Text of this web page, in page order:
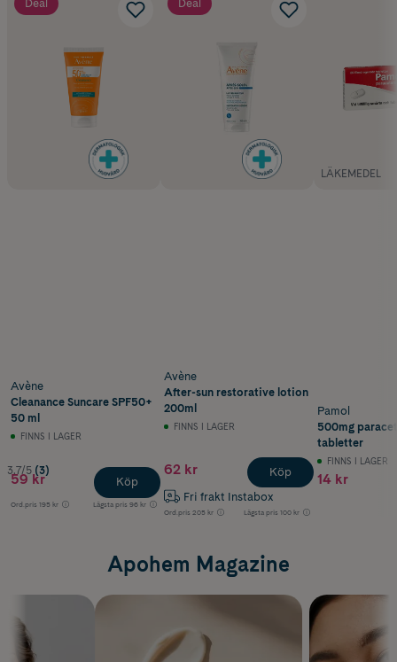
Deal
Avène
Cleanance Suncare SPF50+
50 ml
FINNS I LAGER
3.7/5 (3)
59 kr
Ord.pris 195 kr Lägsta pris 96 kr
Köp
Deal
Avène
After-sun restorative lotion
200ml
FINNS I LAGER
62 kr
Fri frakt Instabox
Ord.pris 205 kr Lägsta pris 100 kr
Köp
LÄKEMEDEL
Pamol
500mg
tabletter
FINNS I LAGER
14 kr
Apohem Magazine